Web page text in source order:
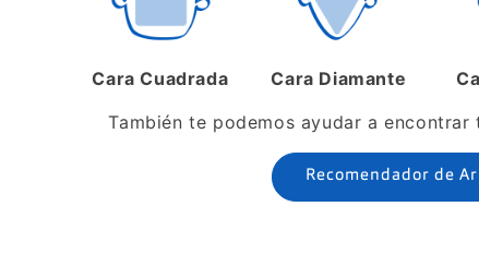
Cara Cuadrada Cara Diamante
También te podemos ayudar a
Recomendador de